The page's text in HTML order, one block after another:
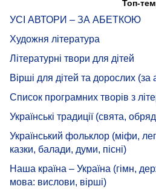
Топ-
УСІ АВТОРИ – ЗА АБЕТКОЮ
Художня література
Літературні твори для дітей
Вірші для дітей та дорослих
Список програмних творів з
Українські традиції (свята,
Український фольклор (міфи,
казки, балади, думи, пісні)
Наша країна – Україна (гімн,
мова: вислови, вірші)